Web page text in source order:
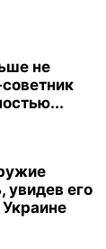
не
увидев его